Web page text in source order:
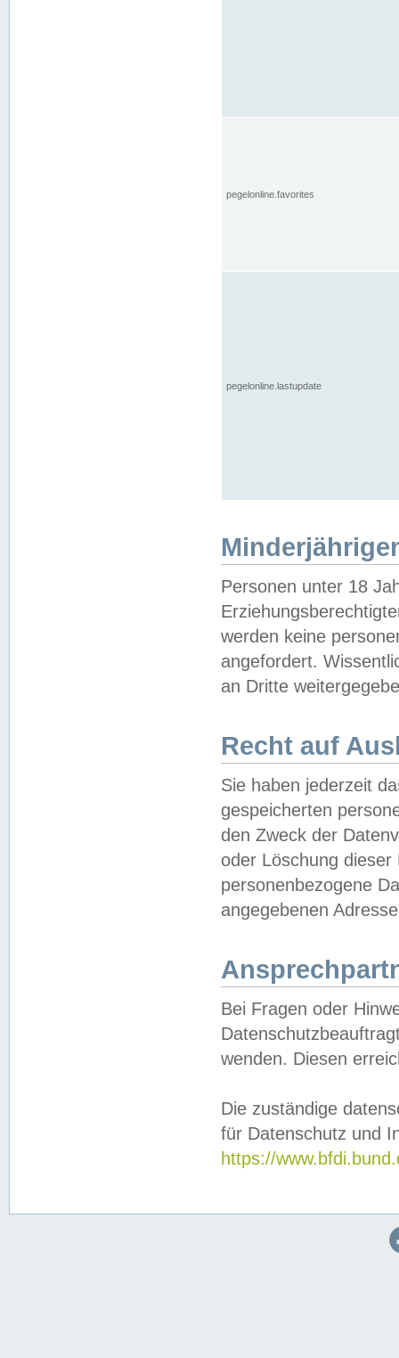
pegelonline.favorites
pegelonline.lastupdate
Personen unter 18
werden keine
angefordert.
an Dritte
Recht auf
Sie haben jederzeit
gespeicherten
den Zweck der
oder Löschung
personenbezogene
angegebenen
Bei Fragen oder
wenden. Diesen
Die zuständige
für Datenschutz und
https://